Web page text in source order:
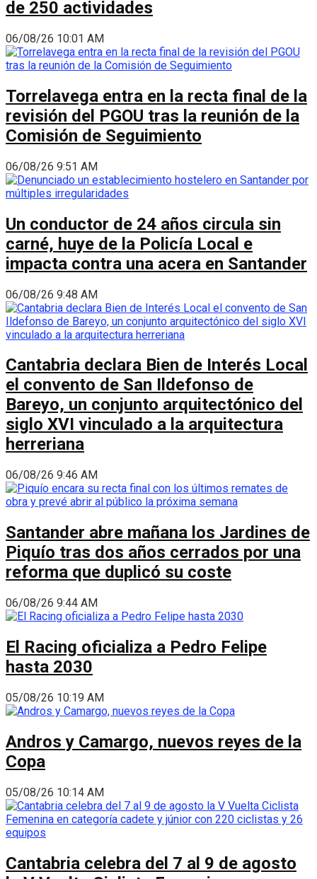
de 250 actividades
06/08/26 10:01 AM
Torrelavega entra en la recta final de la
revisión del PGOU tras la reunión de la
Comisión de Seguimiento
06/08/26 9:51 AM
Un conductor de 24 años circula sin
carné, huye de la Policía Local e
impacta contra una acera en Santander
06/08/26 9:48 AM
Cantabria declara Bien de Interés Local
el convento de San Ildefonso de
Bareyo, un conjunto arquitectónico del
siglo XVI vinculado a la arquitectura
herreriana
06/08/26 9:46 AM
Santander abre mañana los Jardines de
Piquío tras dos años cerrados por una
reforma que duplicó su coste
06/08/26 9:44 AM
El Racing oficializa a Pedro Felipe
hasta 2030
05/08/26 10:19 AM
Andros y Camargo, nuevos reyes de la
Copa
05/08/26 10:14 AM
Cantabria celebra del 7 al 9 de agosto